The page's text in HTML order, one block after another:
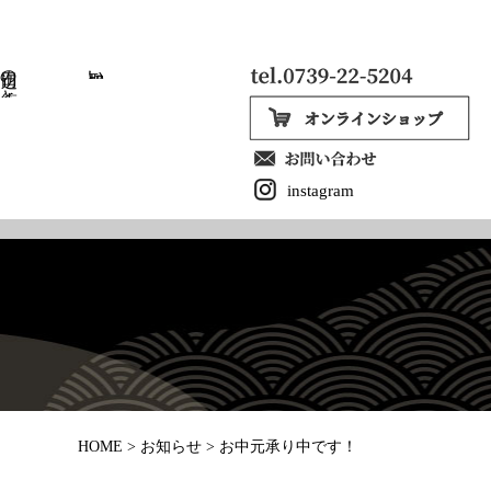
田辺の街と歴史 取扱い店
instagram
HOME > お知らせ > お中元承り中です！